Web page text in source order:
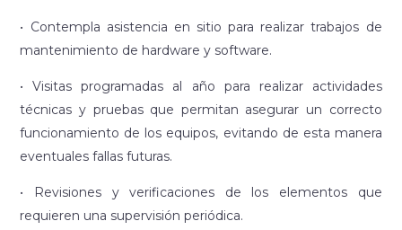
• Contempla asistencia en sitio para realizar trabajos de
mantenimiento de hardware y software.
• Visitas programadas al año para realizar actividades
técnicas y pruebas que permitan asegurar un correcto
funcionamiento de los equipos, evitando de esta manera
eventuales fallas futuras.
• Revisiones y verificaciones de los elementos que
requieren una supervisión periódica.